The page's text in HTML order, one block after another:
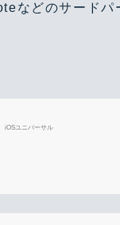
などのサードパ
iOSユニバーサル